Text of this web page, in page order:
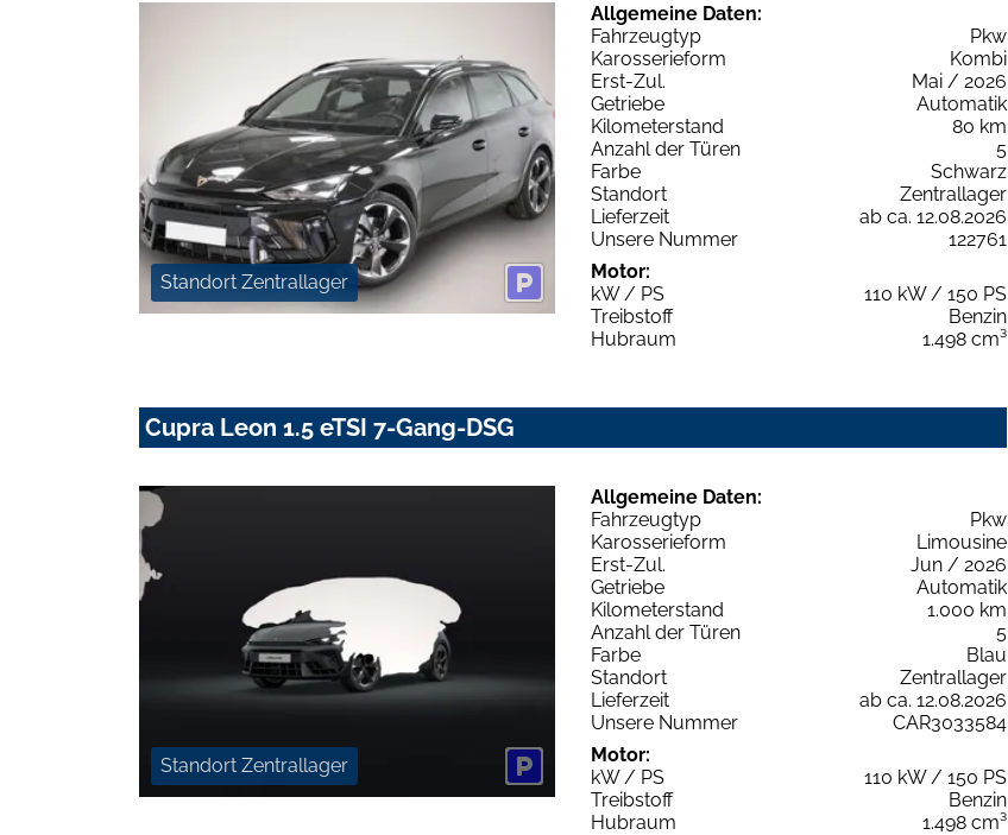
Standort Zentrallager
Allgemeine Daten:
Fahrzeugtyp
Pkw
Karosserieform
Kombi
Erst-Zul.
Mai / 2026
Getriebe
Automatik
Kilometerstand
80 km
Anzahl der Türen
5
Farbe
Schwarz
Standort
Zentrallager
Lieferzeit
ab ca. 12.08.2026
Unsere Nummer
122761
Motor:
kW / PS
110 kW / 150 PS
Treibstoff
Benzin
Hubraum
1.498 cm³
Cupra Leon 1.5 eTSI 7-Gang-DSG
Standort Zentrallager
Allgemeine Daten:
Fahrzeugtyp
Pkw
Karosserieform
Limousine
Erst-Zul.
Jun / 2026
Getriebe
Automatik
Kilometerstand
1.000 km
Anzahl der Türen
5
Farbe
Blau
Standort
Zentrallager
Lieferzeit
ab ca. 12.08.2026
Unsere Nummer
CAR3033584
Motor:
kW / PS
110 kW / 150 PS
Treibstoff
Benzin
Hubraum
1.498 cm³